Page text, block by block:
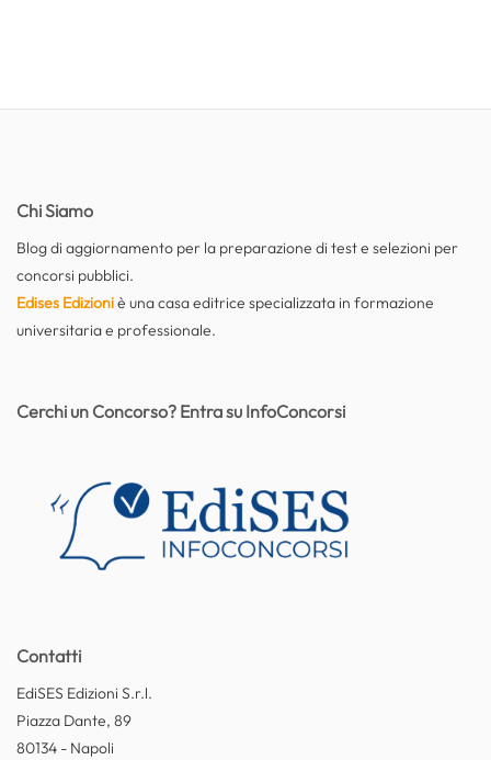
Chi Siamo
Blog di aggiornamento per la preparazione di test e selezioni per
concorsi pubblici.
Edises Edizioniè una casa editrice specializzata in formazione
universitaria e professionale.
Contatti
EdiSES Edizioni S.r.l.
Piazza Dante, 89
80134 - Napoli
Cerchi un Concorso? Entra su InfoConcorsi